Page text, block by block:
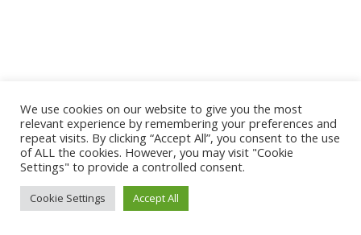
We use cookies on our website to give you the most
relevant experience by remembering your preferences and
repeat visits. By clicking “Accept All”, you consent to the use
of ALL the cookies. However, you may visit "Cookie
Settings" to provide a controlled consent.
Cookie Settings Accept All